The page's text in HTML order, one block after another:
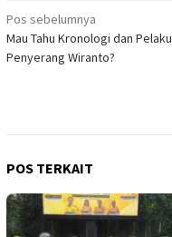
Navigasi
pos
Pos sebelumnya
Mau Tahu Kronologi dan Pelaku
Penyerang Wiranto?
POS TERKAIT